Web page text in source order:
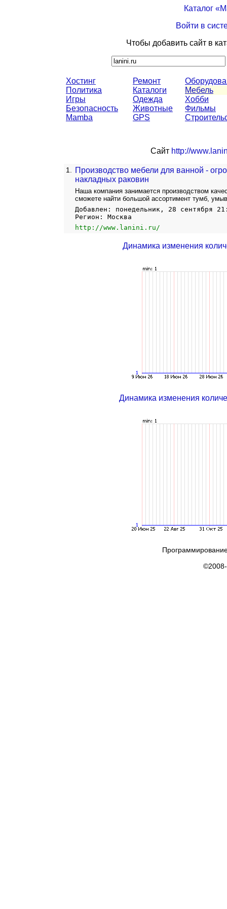
Каталог
Войти в
Чтобы добавить сайт в
Хостинг
Политика
Игры
Безопасность
Mamba
Ремонт
Каталоги
Одежда
Животные
GPS
Мебель
Хобби
Фильмы
Сайт http://
1.
Производство мебели для ванной -
накладных раковин
Наша компания занимается производством
сможете найти большой ассортимент тумб,
Добавлен: понедельник, 28 сентября
Регион: Москва
http://www.lanini.ru/
Динамика изменения
Динамика изменения